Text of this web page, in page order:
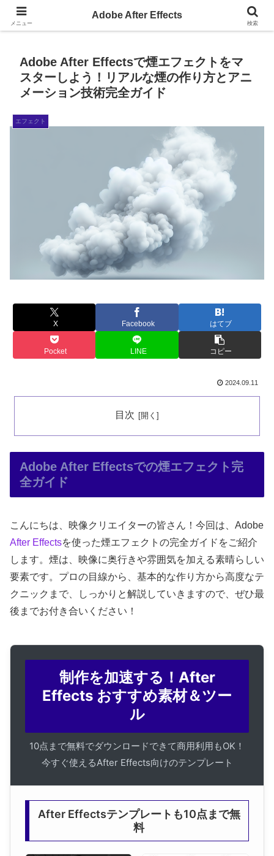
AdobeAfterEffectsの小ネタサイト
Adobe After Effectsで煙エフェクトをマ
スターしよう！リアルな煙の作り方とアニ
メーション技術完全ガイド
エフェクト
X Facebook はてブ
Pocket LINE コピー
2024.09.11
目次
Adobe After Effectsでの煙エフェクト完
全ガイド
こんにちは、映像クリエイターの皆さん！今回は、Adobe
After Effectsを使った煙エフェクトの完全ガイドをご紹介
します。煙は、映像に奥行きや雰囲気を加える素晴らしい
要素です。プロの目線から、基本的な作り方から高度なテ
クニックまで、しっかりと解説していきますので、ぜひ最
後までお付き合いください！
制作を加速する！After
Effects おすすめ素材＆ツー
ル
10点まで無料でダウンロードできて商用利用もOK！
今すぐ使えるAfter Effects向けのテンプレート
After Effectsテンプレートも10点まで無
料
メニュー
Adobe After Effects
検索